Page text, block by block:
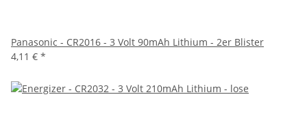
Panasonic - CR2016 - 3 Volt 90mAh Lithium - 2er Blister
4,11 € *